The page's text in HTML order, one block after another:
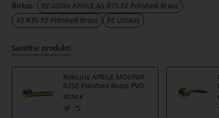
Komplektā ietilpst:
divi adapteri ar 7 mm biezām apdares rozetēm;
Ja Jūsu durvju vērtne būs biezāka par 44mm, Jums būs
nepieciešams biezāks durvju montāžas komplekts,
svarīgu saistīto informāciju atstājiet pasūtījuma piezīmēs,
tai skaitā durvju vērtnes biezumu. Tad montāžas
komplekts tiks pielāgots jūsu vajadzībām.
Birkas:
PZ uzlika APRILE AS R7S PZ Polished Brass
AS R7S PZ Polished Brass
PZ Uzlikas
Saistītie produkti
Rokturis APRILE MOLINIA
R7SE Polished Brass PVD
47,50 €